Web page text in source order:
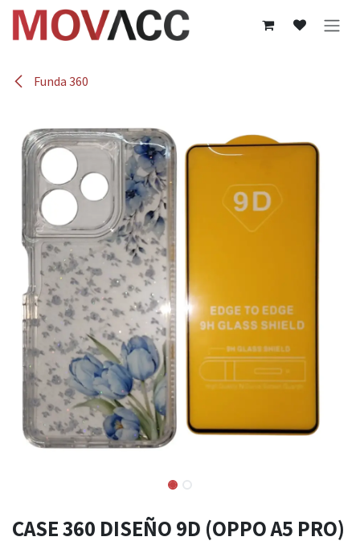
Ir al contenido
Funda 360
CASE 360 DISEÑO 9D (OPPO A5 PRO)